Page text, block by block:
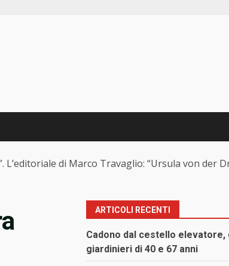
L’editoriale di Marco Travaglio: “Ursula von der
ARTICOLI RECENTI
Cadono dal cestello elevatore,
giardinieri di 40 e 67 anni